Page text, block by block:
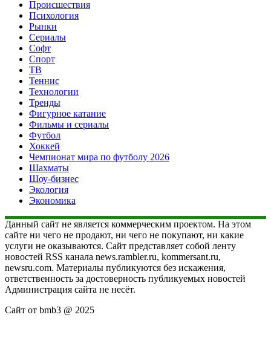
Происшествия
Психология
Рынки
Сериалы
Софт
Спорт
ТВ
Теннис
Технологии
Тренды
Фигурное катание
Фильмы и сериалы
Футбол
Хоккей
Чемпионат мира по футболу 2026
Шахматы
Шоу-бизнес
Экология
Экономика
Данный сайт не является коммерческим проектом. На этом
сайте ни чего не продают, ни чего не покупают, ни какие
услуги не оказываются. Сайт представляет собой ленту
новостей RSS канала news.rambler.ru, kommersant.ru,
newsru.com. Материалы публикуются без искажения,
ответственность за достоверность публикуемых новостей
Администрация сайта не несёт.
Сайт от bmb3 @ 2025